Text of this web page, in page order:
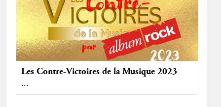
Les Contre-Victoires de la Musique 2023
...